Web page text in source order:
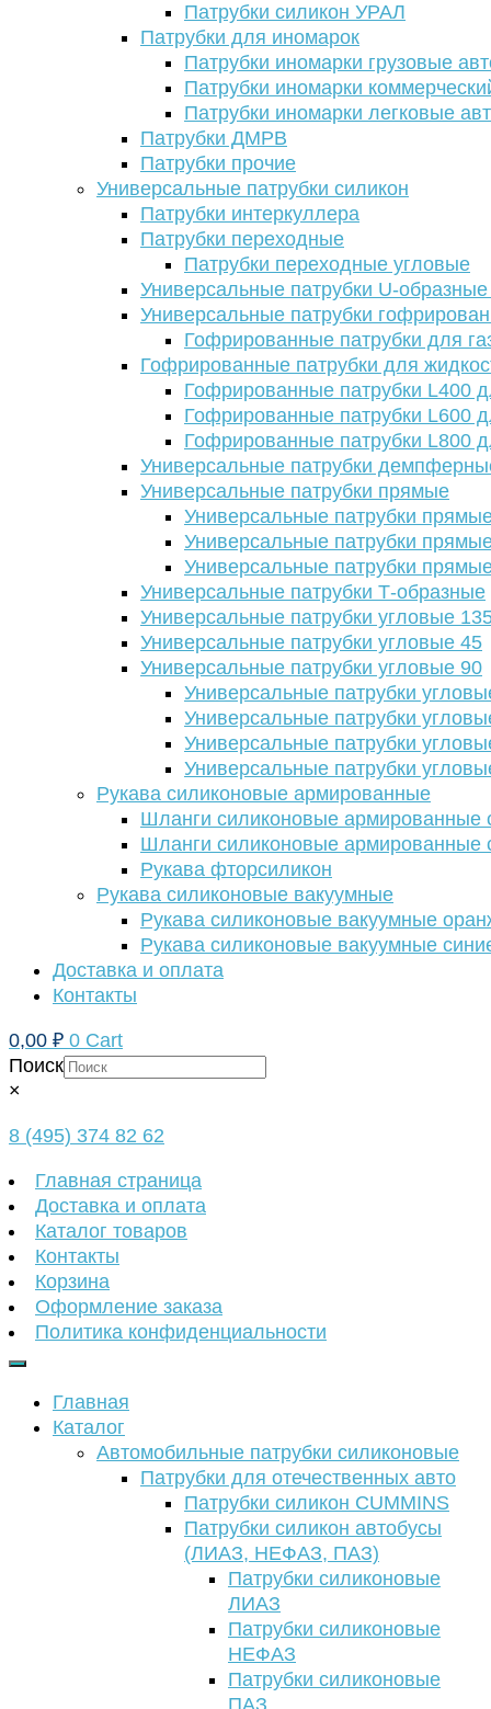
Патрубки силикон УРАЛ
Патрубки для иномарок
Патрубки иномарки грузовые
Патрубки иномарки
Патрубки иномарки легковые
Патрубки ДМРВ
Патрубки прочие
Универсальные патрубки силикон
Патрубки интеркуллера
Патрубки переходные
Патрубки переходные угловые
Универсальные патрубки U-
Универсальные патрубки
Гофрированные патрубки для
Гофрированные патрубки для
Гофрированные патрубки L400
Гофрированные патрубки L600
Гофрированные патрубки L800
Универсальные патрубки
Универсальные патрубки прямые
Универсальные патрубки
Универсальные патрубки
Универсальные патрубки
Универсальные патрубки Т-образные
Универсальные патрубки угловые
Универсальные патрубки угловые 45
Универсальные патрубки угловые 90
Универсальные патрубки
Универсальные патрубки
Универсальные патрубки
Универсальные патрубки
Рукава силиконовые армированные
Шланги силиконовые армированные
Шланги силиконовые армированные
Рукава фторсиликон
Рукава силиконовые вакуумные
Рукава силиконовые вакуумные
Рукава силиконовые вакуумные
Доставка и оплата
Контакты
0,00 ₽ 0 Cart
Поиск
×
8 (495) 374 82 62
Главная страница
Доставка и оплата
Каталог товаров
Контакты
Корзина
Оформление заказа
Политика конфиденциальности
Главная
Каталог
Автомобильные патрубки силиконовые
Патрубки для отечественных авто
Патрубки силикон CUMMINS
Патрубки силикон автобусы
(ЛИАЗ, НЕФАЗ, ПАЗ)
Патрубки силиконовые
ЛИАЗ
Патрубки силиконовые
НЕФАЗ
Патрубки силиконовые
ПАЗ